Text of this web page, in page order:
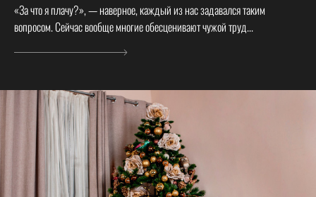
«За что я плачу?», — наверное, каждый из нас задавался таким
вопросом. Сейчас вообще многие обесценивают чужой труд...